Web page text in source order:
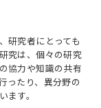
研究者にとっても
究は、個々の研究
協力や知識の共有
ったり、異分野の
す。